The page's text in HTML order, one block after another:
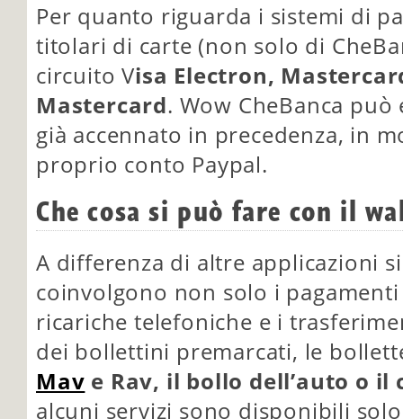
Per quanto riguarda i sistemi di
titolari di carte (non solo di
circuito Visa Electron,
Mastercard. Wow CheBanca
già accennato in precedenza, in
proprio conto Paypal.
Che cosa si può fare con il
A differenza di altre applicazioni
coinvolgono non solo i
ricariche telefoniche e i
dei bollettini premarcati, le
Mav e Rav, il bollo dell’auto o il
alcuni servizi sono disponibili